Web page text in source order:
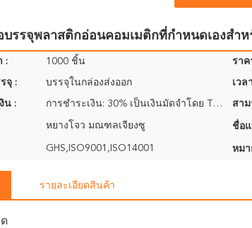
บรรจุพลาสติกอ่อนคอมเมติกที่กําหนดเองสํา
: 1000 ชิ้น ราค
จุ : บรรจุในกล่องส่งออก เวล
น : การชำระเงิน: 30% เป็นเงินมัดจำโดย T/T และยอดคงเหลือ 70% จ่ายเมื่อได้รับสำเนา B/L สา
หยางโจว มณฑลเจียงซู ชื่อ
GHS,ISO9001,ISO14001 หมา
รายละเอียดสินค้า